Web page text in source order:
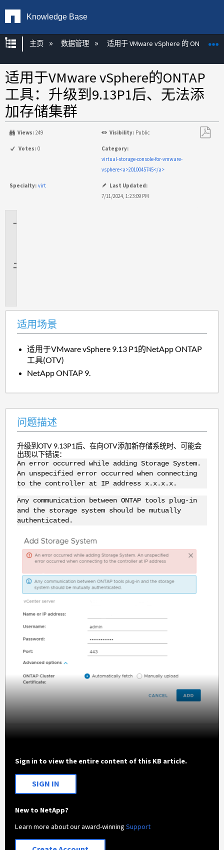
Knowledge Base
扩展/隐缩全局层次
主页 数据管理 适用于 VMware vSphere 的 ONTAP 工
适用于VMware vSphere的ONTAP
工具：升级到9.13P1后、无法添
加存储集群
Views: 249 Visibility: Public
Votes: 0
Category:
virtual-storage-console-for-vmware-
vsphere<a>2010045745</a>
Specialty: virt
Last Updated:
7/11/2024, 1:23:09 PM
适用场景
适用于VMware vSphere 9.13 P1的NetApp ONTAP
工具(OTV)
NetApp ONTAP 9.
问题描述
升级到OTV 9.13P1后、在向OTV添加新存储系统时、可能会
出现以下错误：
An error occurred while adding Storage System.
An unspecified error occurred when connecting
to the controller at IP address x.x.x.x.
Any communication between ONTAP tools plug-in
and the storage system should be mutually
authenticated.
Sign in to view the entire content of this KB article.
SIGN IN
New to NetApp?
Learn more about our award-winningSupport